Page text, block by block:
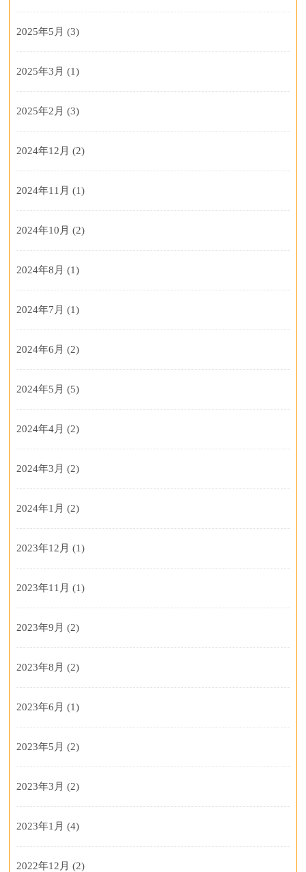
2025年5月 (3)
2025年3月 (1)
2025年2月 (3)
2024年12月 (2)
2024年11月 (1)
2024年10月 (2)
2024年8月 (1)
2024年7月 (1)
2024年6月 (2)
2024年5月 (5)
2024年4月 (2)
2024年3月 (2)
2024年1月 (2)
2023年12月 (1)
2023年11月 (1)
2023年9月 (2)
2023年8月 (2)
2023年6月 (1)
2023年5月 (2)
2023年3月 (2)
2023年1月 (4)
2022年12月 (2)